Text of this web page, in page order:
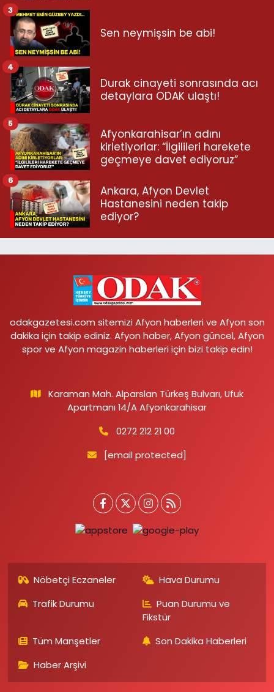
Sen neymişsin be abi!
3
Durak cinayeti sonrasında acı
detaylara ODAK ulaştı!
4
Afyonkarahisar’ın adını
kirletiyorlar: “İlgilileri harekete
geçmeye davet ediyoruz”
5
Ankara, Afyon Devlet
Hastanesini neden takip
ediyor?
6
odakgazetesi.com sitemizi Afyon haberleri ve Afyon son
dakika için takip ediniz. Afyon haber, Afyon güncel, Afyon
spor ve Afyon magazin haberleri için bizi takip edin!
Karaman Mah. Alparslan Türkeş Bulvarı, Ufuk
Apartmanı 14/A Afyonkarahisar
0272 212 21 00
[email protected]
Nöbetçi Eczaneler
Hava Durumu
Trafik Durumu
Puan Durumu ve
Fikstür
Tüm Manşetler
Son Dakika Haberleri
Haber Arşivi